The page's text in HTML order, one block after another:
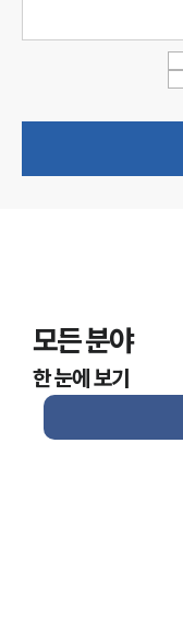
모든 분야
한 눈에 보기